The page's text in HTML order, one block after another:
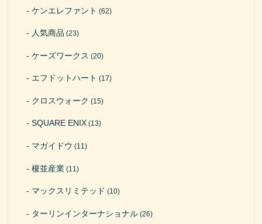
ケンエレファント (62)
人気商品 (23)
ケーズワークス (20)
エフドットハート (17)
クロスウォーク (15)
SQUARE ENIX (13)
マガイドウ (11)
榎並産業 (11)
マックスリミテッド (10)
ターリンインターナショナル (26)